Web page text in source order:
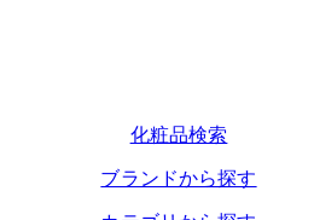
化粧品検索
ブランドから探す